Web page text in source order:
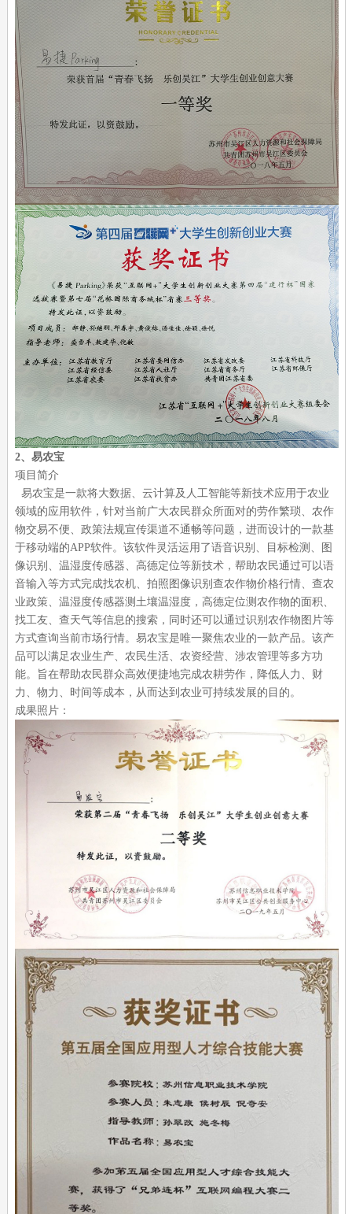
2、 易农宝
项目简介
易农宝是一款将大数据、云计算及人工智能等新技术应用于农业
领域的应用软件，针对当前广大农民群众所面对的劳作繁琐、农作
物交易不便、政策法规宣传渠道不通畅等问题，进而设计的一款基
于移动端的APP软件。该软件灵活运用了语音识别、目标检测、图
像识别、温湿度传感器、高德定位等新技术，帮助农民通过可以语
音输入等方式完成找农机、拍照图像识别查农作物价格行情、查农
业政策、温湿度传感器测土壤温湿度，高德定位测农作物的面积、
找工友、查天气等信息的搜索，同时还可以通过识别农作物图片等
方式查询当前市场行情。易农宝是唯一聚焦农业的一款产品。该产
品可以满足农业生产、农民生活、农资经营、涉农管理等多方功
能。旨在帮助农民群众高效便捷地完成农耕劳作，降低人力、财
力、物力、时间等成本，从而达到农业可持续发展的目的。
成果照片：